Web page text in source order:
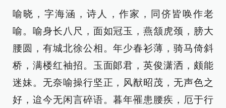
喻晓，字海涵，诗人，作家，同侪皆唤作老
喻。喻身长八尺，面如冠玉，燕颔虎颈，膀大
腰圆，有城北徐公相。年少春衫薄，骑马倚斜
桥，满楼红袖招。玉面郞君，英俊潇洒，颇能
迷妹。无奈喻操行坚正，风猷昭茂，无声色之
好，迨今无闲言碎语。暮年罹患腰疾，厄于行